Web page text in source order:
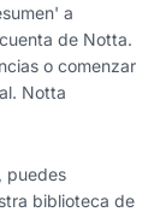
a
de Notta.
o comenzar
Notta
puedes
biblioteca de